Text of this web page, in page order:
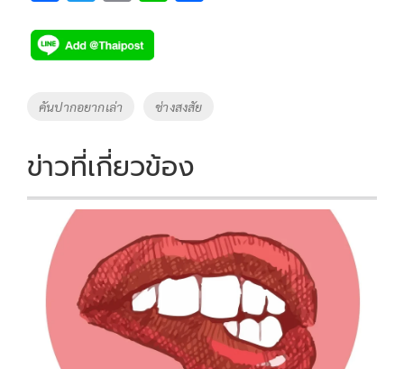
e
b
o
k
tt
er
p
y
Li
k
Tags
คันปากอยากเล่า ช่างสงสัย
ข่าวที่เกี่ยวข้อง